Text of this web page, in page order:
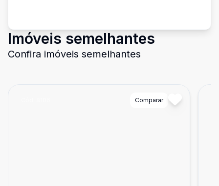
Imóveis semelhantes
Confira imóveis semelhantes
Comparar